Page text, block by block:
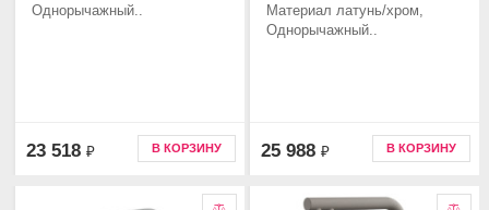
Однорычажный..
23 518 ₽ В КОРЗИНУ
Материал латунь/хром,
Однорычажный..
25 988 ₽ В КОРЗИНУ